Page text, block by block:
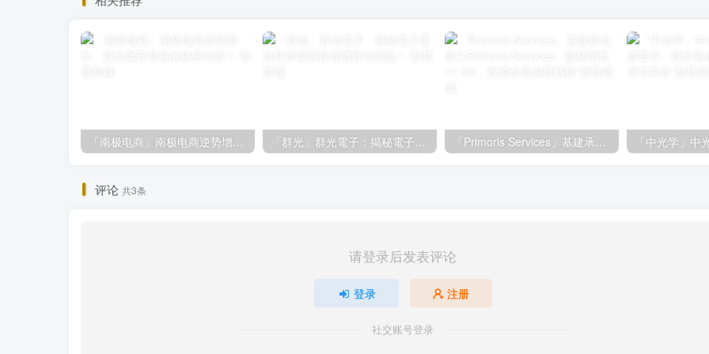
「南极电商」南极电商逆势增长，股价飙升背后的秘密武器！
评论 共3条
请登录后发表评论
登录 注册
社交账号登录